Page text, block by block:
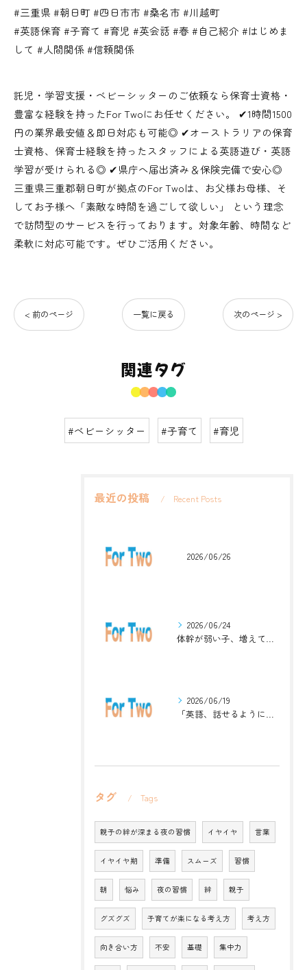
#三重県 #朝日町 #四日市市 #桑名市 #川越町
#英語保育 #子育て #育児 #英会話 #春 #自己紹介 #はじめま
して #人間関係 #信頼関係
託児・学習支援・ベビーシッターのご依頼なら保育士資格・
豊富な経験を持ったFor Twoにお任せください。 ✔︎1時間1500
円の業界最安値＆即日対応も可能◎ ✔︎オーストラリアの保育
士資格、保育士経験を持ったスタッフによる英語遊び・英語
学習が受けられる◎ ✔︎県庁へ届出済み＆保険完備で安心◎
三重県三重郡朝日町が拠点のFor Twoは、お父様お母様、そ
してお子様へ「素敵な時間を過ごして欲しい」 という理念
で訪問型のサービスを行っております。対象年齢、時間など
柔軟に対応可能です。ぜひご活用ください。
< 前のページ 一覧に戻る 次のページ >
関連タグ
#ベビーシッター #子育て #育児
最近の投稿 Recent Posts
2026/06/26
2026/06/24
体幹が弱い子、増えています。英語ジムナスティックで楽しく解決！
2026/06/19
「英語、話せるようになりたい」中学生・高校生のためのZoomレッスン
タグ Tags
親子の絆が深まる夜の習慣 イヤイヤ 言葉
イヤイヤ期 準備 スムーズ 習慣
朝 悩み 夜の習慣 絆 親子
グズグズ 子育てが楽になる考え方 考え方
向き合い方 不安 基礎 集中力